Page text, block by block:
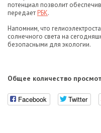
потенциал позволит
передаетРБК.
Напомним, что
солнечного света на
безопасными для экологии.
Общее количество
Facebook Twitter